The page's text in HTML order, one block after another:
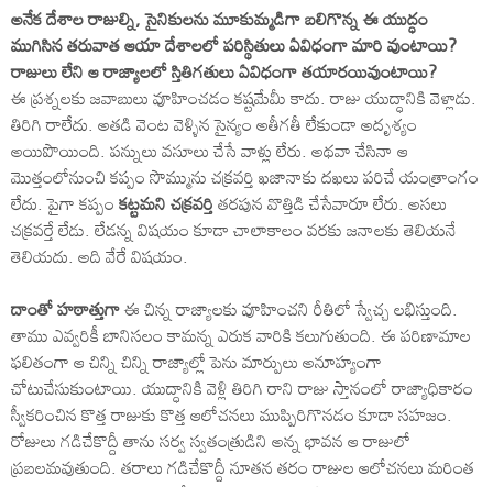
అనేక దేశాల రాజుల్ని, సైనికులను మూకుమ్మడిగా బలిగొన్న ఈ యుద్ధం
ముగిసిన తరువాత ఆయా దేశాలలో పరిస్థితులు ఏవిధంగా మారి వుంటాయి?
రాజులు లేని ఆ రాజ్యాలలో స్తితిగతులు ఏవిధంగా తయారయివుంటాయి?
ఈ ప్రశ్నలకు జవాబులు వూహించడం కష్టమేమీ కాదు. రాజు యుద్ధానికి వెళ్లాడు.
తిరిగి రాలేదు. అతడి వెంట వెళ్ళిన సైన్యం అతీగతీ లేకుండా అదృశ్యం
అయిపొయింది. పన్నులు వసూలు చేసే వాళ్లు లేరు. అథవా చేసినా ఆ
మొత్తంలోనుంచి కప్పం సొమ్మును చక్రవర్తి ఖజానాకు దఖలు పరిచే యంత్రాంగం
లేదు. పైగా కప్పంకట్టమని చక్రవర్తితరపున వొత్తిడి చేసేవారూ లేరు. అసలు
చక్రవర్తే లేడు. లేడన్న విషయం కూడా చాలాకాలం వరకు జనాలకు తెలియనే
తెలియదు. అది వేరే విషయం.
దాంతో హఠాత్తుగాఈ చిన్న రాజ్యాలకు వూహించని రీతిలో స్వేచ్చ లభిస్తుంది.
తాము ఎవ్వరికీ బానిసలం కామన్న ఎరుక వారికి కలుగుతుంది. ఈ పరిణామాల
ఫలితంగా ఆ చిన్ని చిన్ని రాజ్యాల్లో పెను మార్పులు అనూహ్యంగా
చోటుచేసుకుంటాయి. యుద్ధానికి వెళ్లి తిరిగి రాని రాజు స్తానంలో రాజ్యాధికారం
స్వీకరించిన కొత్త రాజుకు కొత్త ఆలోచనలు ముప్పిరిగొనడం కూడా సహజం.
రోజులు గడిచేకొద్దీ తాను సర్వ స్వతంత్రుడిని అన్న భావన ఆ రాజులో
ప్రబలమవుతుంది. తరాలు గడిచేకొద్దీ నూతన తరం రాజుల ఆలోచనలు మరింత